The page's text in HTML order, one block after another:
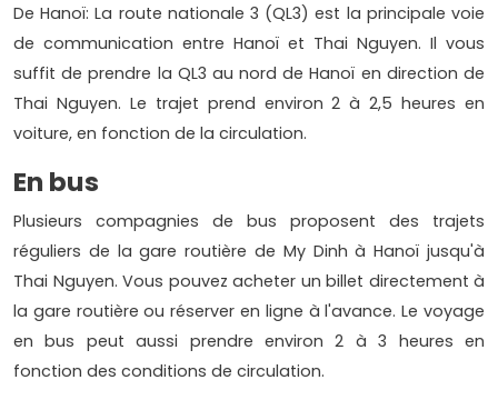
De Hanoï: La route nationale 3 (QL3) est la principale voie
de communication entre Hanoï et Thai Nguyen. Il vous
suffit de prendre la QL3 au nord de Hanoï en direction de
Thai Nguyen. Le trajet prend environ 2 à 2,5 heures en
voiture, en fonction de la circulation.
En bus
Plusieurs compagnies de bus proposent des trajets
réguliers de la gare routière de My Dinh à Hanoï jusqu'à
Thai Nguyen. Vous pouvez acheter un billet directement à
la gare routière ou réserver en ligne à l'avance. Le voyage
en bus peut aussi prendre environ 2 à 3 heures en
fonction des conditions de circulation.